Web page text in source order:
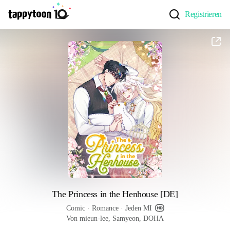
Registrieren
The Princess in the Henhouse [DE]
Comic · Romance · Jeden MI
Von mieun-lee, Samyeon, DOHA